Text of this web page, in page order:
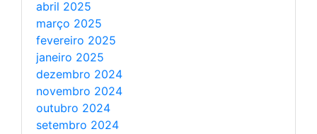
abril 2025
março 2025
fevereiro 2025
janeiro 2025
dezembro 2024
novembro 2024
outubro 2024
setembro 2024